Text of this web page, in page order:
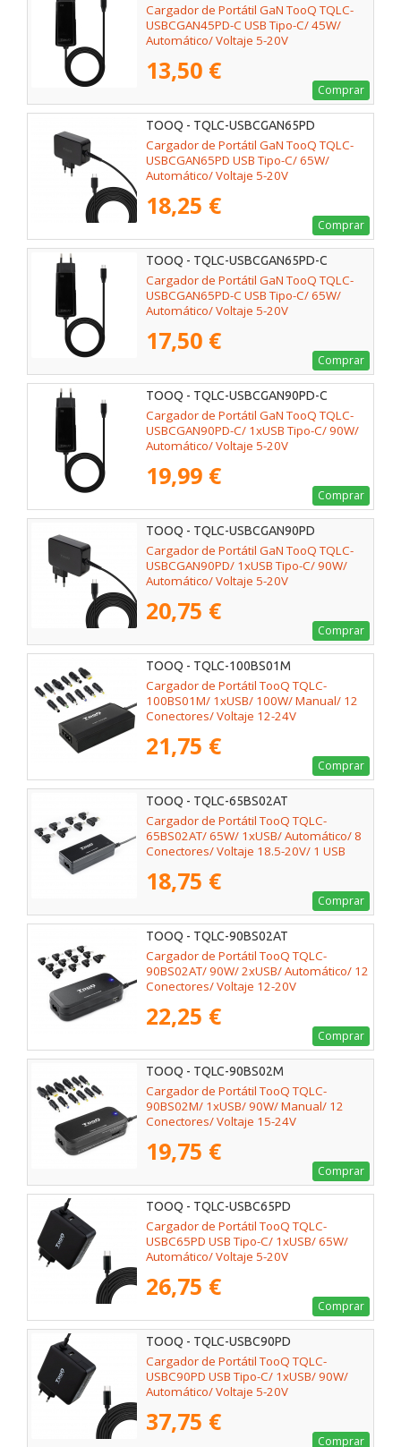
Cargador de Portátil GaN TooQ TQLC-
USBCGAN45PD-C USB Tipo-C/ 45W/
Automático/ Voltaje 5-20V
13,50 €
Comprar
TOOQ - TQLC-USBCGAN65PD
Cargador de Portátil GaN TooQ TQLC-
USBCGAN65PD USB Tipo-C/ 65W/
Automático/ Voltaje 5-20V
18,25 €
Comprar
TOOQ - TQLC-USBCGAN65PD-C
Cargador de Portátil GaN TooQ TQLC-
USBCGAN65PD-C USB Tipo-C/ 65W/
Automático/ Voltaje 5-20V
17,50 €
Comprar
TOOQ - TQLC-USBCGAN90PD-C
Cargador de Portátil GaN TooQ TQLC-
USBCGAN90PD-C/ 1xUSB Tipo-C/ 90W/
Automático/ Voltaje 5-20V
19,99 €
Comprar
TOOQ - TQLC-USBCGAN90PD
Cargador de Portátil GaN TooQ TQLC-
USBCGAN90PD/ 1xUSB Tipo-C/ 90W/
Automático/ Voltaje 5-20V
20,75 €
Comprar
TOOQ - TQLC-100BS01M
Cargador de Portátil TooQ TQLC-
100BS01M/ 1xUSB/ 100W/ Manual/ 12
Conectores/ Voltaje 12-24V
21,75 €
Comprar
TOOQ - TQLC-65BS02AT
Cargador de Portátil TooQ TQLC-
65BS02AT/ 65W/ 1xUSB/ Automático/ 8
Conectores/ Voltaje 18.5-20V/ 1 USB
18,75 €
Comprar
TOOQ - TQLC-90BS02AT
Cargador de Portátil TooQ TQLC-
90BS02AT/ 90W/ 2xUSB/ Automático/ 12
Conectores/ Voltaje 12-20V
22,25 €
Comprar
TOOQ - TQLC-90BS02M
Cargador de Portátil TooQ TQLC-
90BS02M/ 1xUSB/ 90W/ Manual/ 12
Conectores/ Voltaje 15-24V
19,75 €
Comprar
TOOQ - TQLC-USBC65PD
Cargador de Portátil TooQ TQLC-
USBC65PD USB Tipo-C/ 1xUSB/ 65W/
Automático/ Voltaje 5-20V
26,75 €
Comprar
TOOQ - TQLC-USBC90PD
Cargador de Portátil TooQ TQLC-
USBC90PD USB Tipo-C/ 1xUSB/ 90W/
Automático/ Voltaje 5-20V
37,75 €
Comprar